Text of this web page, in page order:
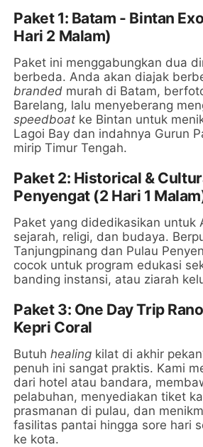
Paket 1: Batam - Bintan
Hari 2 Malam)
Paket ini menggabungkan dua
berbeda. Anda akan diajak
branded murah di Batam,
Barelang, lalu menyeberang
speedboat ke Bintan untuk
Lagoi Bay dan indahnya Gurun
mirip Timur Tengah.
Paket 2: Historical &
Penyengat (2 Hari 1
Paket yang didedikasikan untuk
sejarah, religi, dan budaya.
Tanjungpinang dan Pulau
cocok untuk program edukasi
banding instansi, atau ziarah
Paket 3: One Day Trip
Kepri Coral
Butuhhealing kilat di akhir
penuh ini sangat praktis. Kami
dari hotel atau bandara,
pelabuhan, menyediakan tiket
prasmanan di pulau, dan
fasilitas pantai hingga sore hari
ke kota.